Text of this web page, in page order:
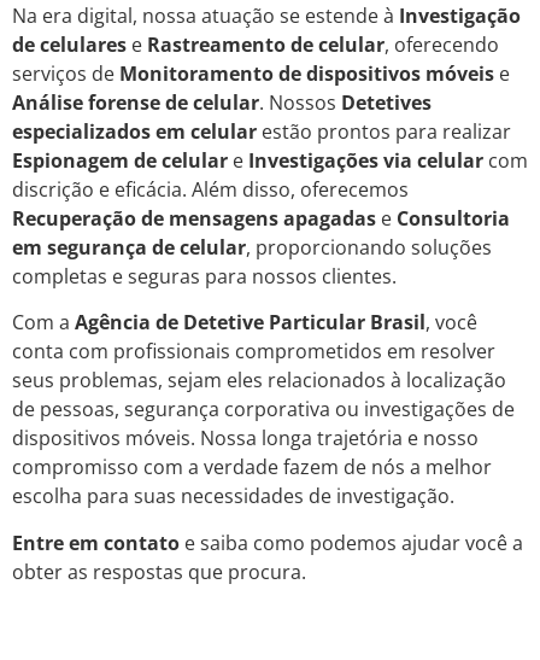
Na era digital, nossa atuação se estende à Investigação
de celulares e Rastreamento de celular, oferecendo
serviços de Monitoramento de dispositivos móveis e
Análise forense de celular. Nossos Detetives
especializados em celular estão prontos para realizar
Espionagem de celular e Investigações via celular com
discrição e eficácia. Além disso, oferecemos
Recuperação de mensagens apagadas e Consultoria
em segurança de celular, proporcionando soluções
completas e seguras para nossos clientes.
Com a Agência de Detetive Particular Brasil, você
conta com profissionais comprometidos em resolver
seus problemas, sejam eles relacionados à localização
de pessoas, segurança corporativa ou investigações de
dispositivos móveis. Nossa longa trajetória e nosso
compromisso com a verdade fazem de nós a melhor
escolha para suas necessidades de investigação.
Entre em contato e saiba como podemos ajudar você a
obter as respostas que procura.